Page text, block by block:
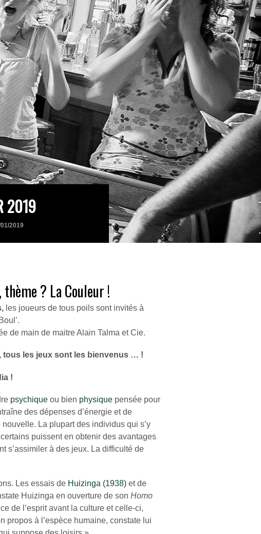
2019
2019
thème ? La Couleur !
les joueurs de tous poils sont invités à
de main de maitre Alain Talma et Cie.
tous les jeux sont les bienvenus … !
!
psychiqueou bien physiquepensée pour
des dépenses d’énergie et de
La plupart des individus qui s’y
puissent en obtenir des avantages
s’assimiler à des jeux. La difficulté de
Les essais de Huizinga (1938) et de
Huizinga en ouverture de son Homo
de l’esprit avant la culture et celle-ci,
propos à l’espèce humaine, constate lui